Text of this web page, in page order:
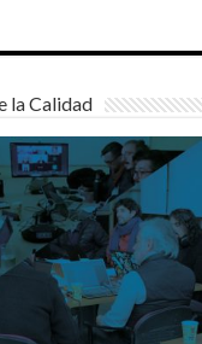
la Calidad